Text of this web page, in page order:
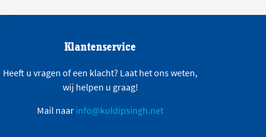
Klantenservice
Heeft u vragen of een klacht? Laat het ons weten,
wij helpen u graag!
Mail naar info@kuldipsingh.net